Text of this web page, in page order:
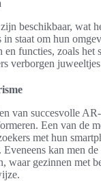
zijn beschikbaar, wat
staat om hun
en functies, zoals
verborgen
van succesvolle
Een van de
met hun
kan men
gezinnen met